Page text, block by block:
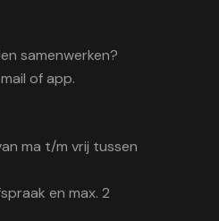
samenwerken?
of app.
ma t/m vrij tussen
en max. 2